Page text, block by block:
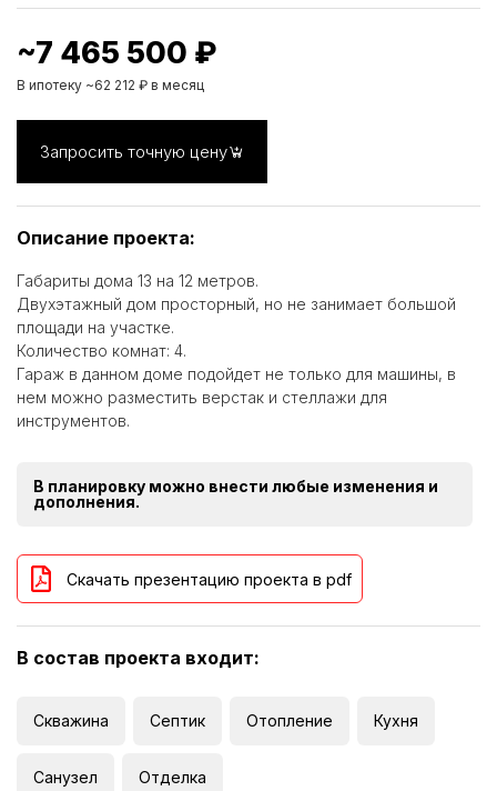
~7 465 500 ₽
В ипотеку ~62 212 ₽ в месяц
Запросить точную цену
Описание проекта:
Габариты дома 13 на 12 метров.
Двухэтажный дом просторный, но не занимает большой
площади на участке.
Количество комнат: 4.
Гараж в данном доме подойдет не только для машины, в
нем можно разместить верстак и стеллажи для
инструментов.
В планировку можно внести любые изменения и
дополнения.
Скачать презентацию проекта в pdf
В состав проекта входит:
Скважина Септик Отопление Кухня
Санузел Отделка